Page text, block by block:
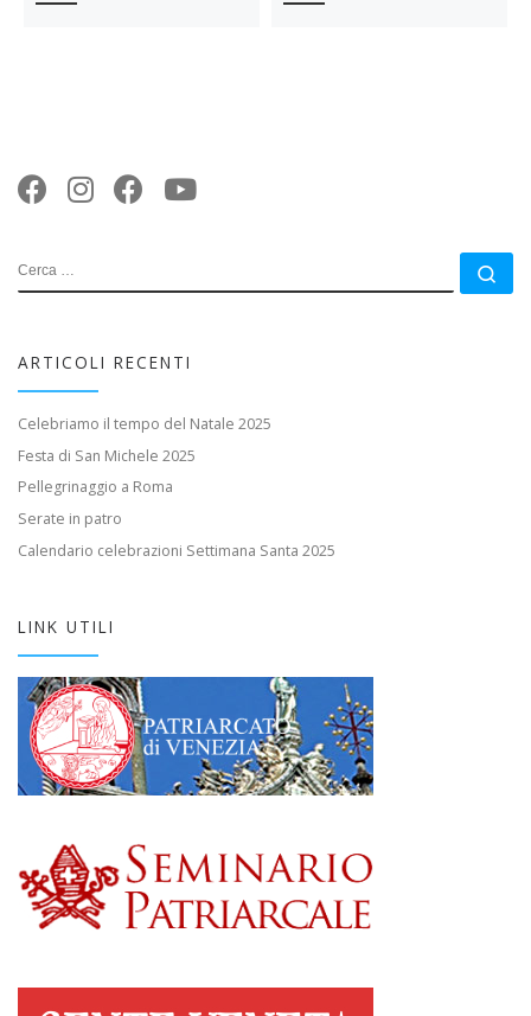
CERCA
ARTICOLI RECENTI
Celebriamo il tempo del Natale 2025
Festa di San Michele 2025
Pellegrinaggio a Roma
Serate in patro
Calendario celebrazioni Settimana Santa 2025
LINK UTILI